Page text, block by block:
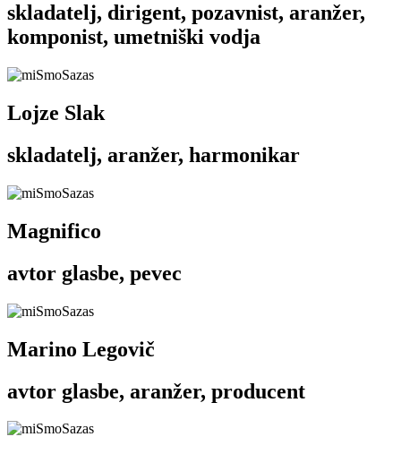
skladatelj, dirigent, pozavnist, aranžer,
komponist, umetniški vodja
Lojze Slak
skladatelj, aranžer, harmonikar
Magnifico
avtor glasbe, pevec
Marino Legovič
avtor glasbe, aranžer, producent